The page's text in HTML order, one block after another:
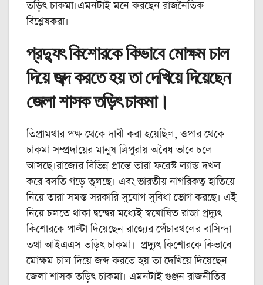
তড়িৎ চাকমা।এমনটাই মনে করছেন রাজনৈতিক
বিশ্লেষকরা।
প্রদ্যুৎ কিশোরকে কিভাবে মোক্ষম চাল
দিয়ে জব্দ করতে হয় তা দেখিয়ে দিয়েছেন
জেলা শাসক তড়িৎ চাকমা।
তিপ্রামথার পক্ষ থেকে দাবী করা হয়েছিল, ওপার থেকে
চাকমা সম্প্রদায়ের মানুষ ত্রিপুরায় অবৈধ ভাবে চলে
আসছে।রাজ্যের বিভিন্ন প্রান্তে তারা ফরেস্ট ল্যান্ড দখল
করে বসতি গড়ে তুলছে। এবং ভারতীয় নাগরিকত্ব হাতিয়ে
নিয়ে তারা সমস্ত সরকারি সুযোগ সুবিধা ভোগ করছে। এই
নিয়ে চলতে থাকা দ্বন্দ্বের মধ্যেই স্বঘোষিত রাজা প্রদ্যুৎ
কিশোরকে পাল্টা দিয়েছেন রাজ্যের পেঁচারথলের বাসিন্দা
তথা আইএএস তড়িৎ চাকমা। প্রদ্যুৎ কিশোরকে কিভাবে
মোক্ষম চাল দিয়ে জব্দ করতে হয় তা দেখিয়ে দিয়েছেন
জেলা শাসক তড়িৎ চাকমা। এমনটাই গুঞ্জন রাজনীতির